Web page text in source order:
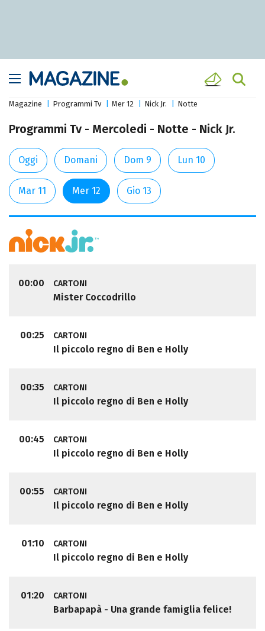
Magazine Programmi Tv Mer 12 Nick Jr. Notte
Programmi Tv - Mercoledi - Notte - Nick Jr.
Oggi Domani Dom 9 Lun 10
Mar 11 Mer 12 Gio 13
00:00 CARTONI
Mister Coccodrillo
00:25 CARTONI
Il piccolo regno di Ben e Holly
00:35 CARTONI
Il piccolo regno di Ben e Holly
00:45 CARTONI
Il piccolo regno di Ben e Holly
00:55 CARTONI
Il piccolo regno di Ben e Holly
01:10 CARTONI
Il piccolo regno di Ben e Holly
01:20 CARTONI
Barbapapà - Una grande famiglia felice!